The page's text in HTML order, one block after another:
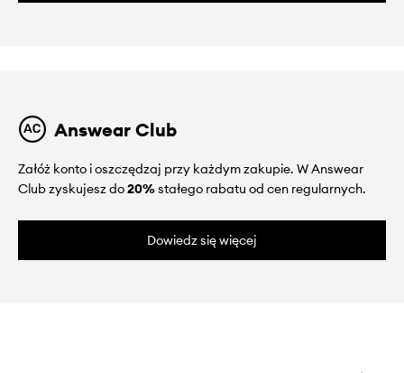
Answear Club
Załóż konto i oszczędzaj przy każdym zakupie. W Answear
Club zyskujesz do20%stałego rabatu od cen regularnych.
Dowiedz się więcej